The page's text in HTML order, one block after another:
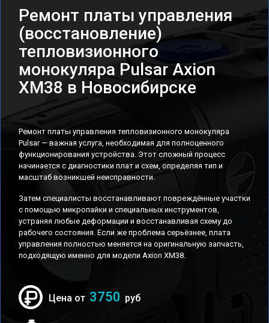
Ремонт платы управления
(восстановление)
тепловизионного
монокуляра Pulsar Axion
XM38 в Новосибирске
Ремонт платы управления тепловизионного монокуляра
Pulsar — важная услуга, необходимая для полноценного
функционирования устройства. Этот сложный процесс
начинается с диагностики плат и схем, определяя тип и
масштаб возникшей неисправности.
Затем специалисты восстанавливают повреждённые участки
с помощью микропайки и специальных инструментов,
устраняя любые деформации и восстанавливая схему до
рабочего состояния. Если же проблема серьёзнее, плата
управления полностью меняется на оригинальную запчасть,
подходящую именно для модели Axion XM38.
Цена от 3750 руб